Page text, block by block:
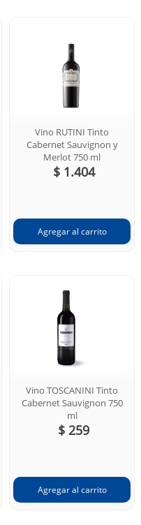
Vino RUTINI Tinto
Cabernet Sauvignon y
Merlot 750 ml
$ 1.404
Vino TOSCANINI Tinto
Cabernet Sauvignon 750
ml
$ 259